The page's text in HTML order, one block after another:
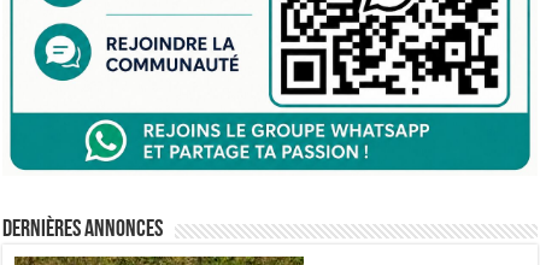
Dernières annonces